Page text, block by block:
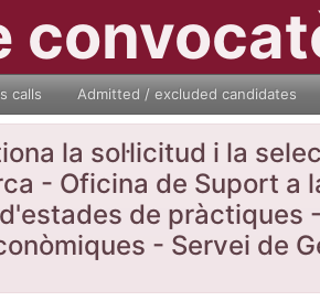
calls Admitted / excluded candidates
la sol·licitud i la
- Oficina de Suport a
de pràctiques
- Servei de